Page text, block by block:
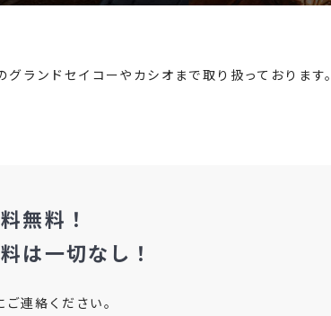
ランドセイコーやカシオまで取り扱っております。
無料！
は一切なし！
連絡ください。